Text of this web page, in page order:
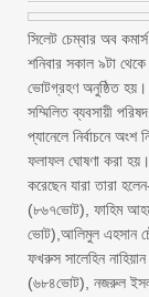
সিলেট চেম্বার অব
শনিবার সকাল ৯টা থেকে
ভোটগ্রহণ অনুষ্ঠিত
সম্মিলিত ব্যবসায়ী
প্যানেলে নির্বাচনে অংশ
ফলাফল ঘোষণা করা হয়।
করেছেন যারা তারা
(৮৬৭ভোট), ফাহিম
ভোট),আলিমুল এহসান
ফখরুস সালেহিন
(৬৮৪ভোট), নজরুল